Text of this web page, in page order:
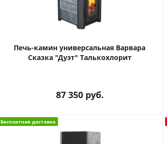
Печь-камин универсальная Варвара
Сказка "Дуэт" Талькохлорит
87 350руб.
Бесплатная доставка